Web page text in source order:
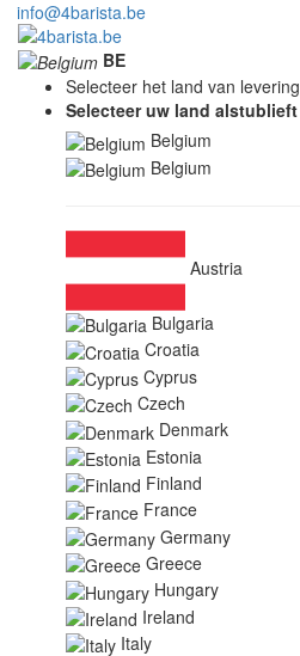
info@4barista.be
BE
Selecteer het land van levering
Selecteer uw land alstublieft
Belgium
Belgium
Austria
Bulgaria
Croatia
Cyprus
Czech
Denmark
Estonia
Finland
France
Germany
Greece
Hungary
Ireland
Italy